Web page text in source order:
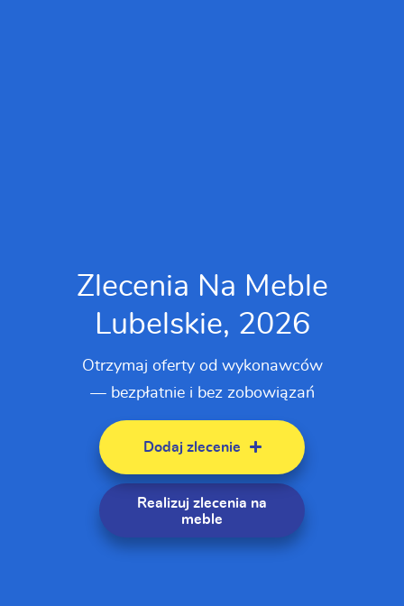
Zlecenia Na Meble
Lubelskie, 2026
Otrzymaj oferty od wykonawców
— bezpłatnie i bez zobowiązań
Dodaj zlecenie
Realizuj zlecenia na
meble